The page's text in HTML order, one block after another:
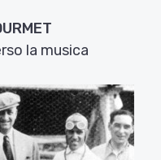
la musica